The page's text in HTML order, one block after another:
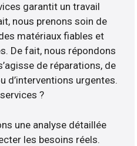
garantit un travail
nous prenons soin de
matériaux fiables et
De fait, nous répondons
de réparations, de
d’interventions urgentes.
?
une analyse détaillée
les besoins réels.